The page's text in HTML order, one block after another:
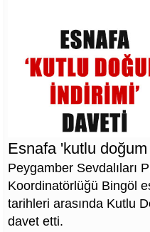
Esnafa 'kutlu
Peygamber Sevdalıları
Koordinatörlüğü Bingöl
tarihleri arasında Kutlu
davet etti.